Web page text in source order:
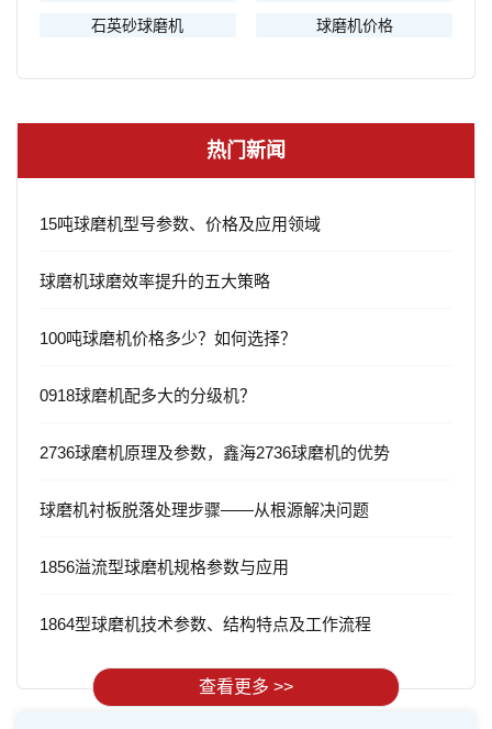
石英砂球磨机
球磨机价格
热门新闻
15吨球磨机型号参数、价格及应用领域
球磨机球磨效率提升的五大策略
100吨球磨机价格多少？如何选择？
0918球磨机配多大的分级机？
2736球磨机原理及参数，鑫海2736球磨机的优势
球磨机衬板脱落处理步骤——从根源解决问题
1856溢流型球磨机规格参数与应用
1864型球磨机技术参数、结构特点及工作流程
查看更多 >>